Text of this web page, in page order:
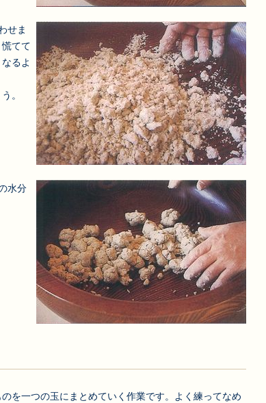
せま
てて
るよ
。
水分
を一つの玉にまとめていく作業です。よく練ってなめ